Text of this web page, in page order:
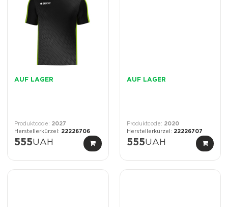
AUF LAGER
2027
22226706
555UAH
AUF LAGER
2020
22226707
555UAH